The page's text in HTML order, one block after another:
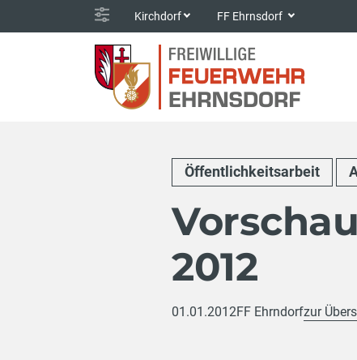
Kirchdorf FF Ehrnsdorf
Öffentlichkeitsarbeit
2012
01.01.2012FF Ehrndorfzur